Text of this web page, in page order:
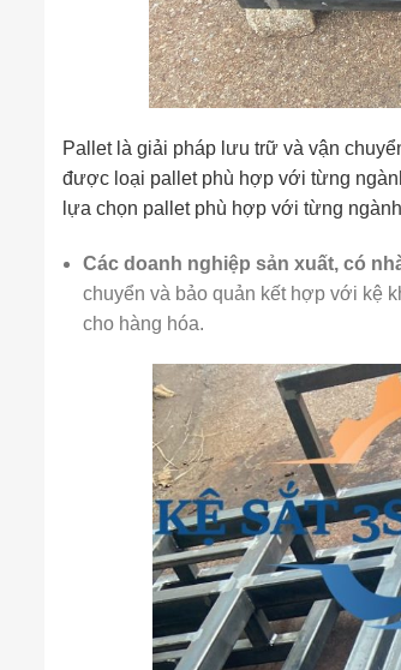
Pallet là giải pháp lưu trữ và vận
được loại pallet phù hợp với từng
lựa chọn pallet phù hợp với từng
Các doanh nghiệp sản xuất, có
chuyển và bảo quản kết hợp với kệ
cho hàng hóa.